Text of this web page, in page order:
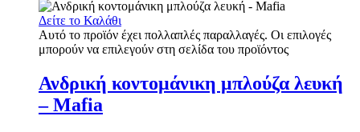
Δείτε το Καλάθι
Αυτό το προϊόν έχει πολλαπλές παραλλαγές. Οι επιλογές
μπορούν να επιλεγούν στη σελίδα του προϊόντος
Ανδρική κοντομάνικη μπλούζα λευκή
– Mafia